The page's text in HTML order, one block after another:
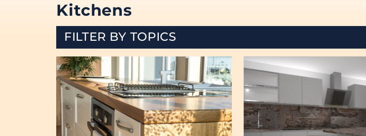
Kitchens
FILTER BY TOPICS
Kitchens Worktops Parquet Bathrooms